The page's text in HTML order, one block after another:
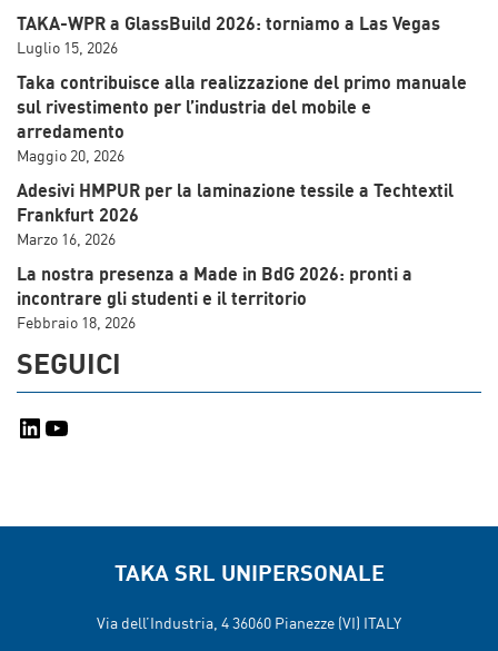
TAKA-WPR a GlassBuild 2026: torniamo a Las Vegas
Luglio 15, 2026
Taka contribuisce alla realizzazione del primo manuale
sul rivestimento per l’industria del mobile e
arredamento
Maggio 20, 2026
Adesivi HMPUR per la laminazione tessile a Techtextil
Frankfurt 2026
Marzo 16, 2026
La nostra presenza a Made in BdG 2026: pronti a
incontrare gli studenti e il territorio
Febbraio 18, 2026
SEGUICI
LinkedIn
YouTube
TAKA SRL UNIPERSONALE
Via dell’Industria, 4 36060 Pianezze (VI) ITALY